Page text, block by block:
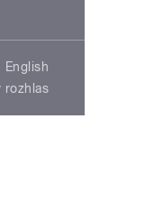
English
rozhlas